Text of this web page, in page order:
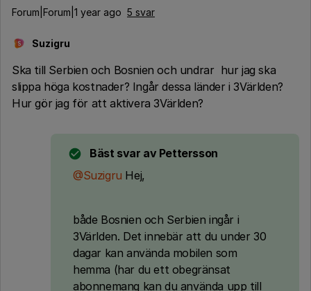
Forum|Forum|1 year ago 5 svar
S Suzigru
Ska till Serbien och Bosnien och undrar hur jag ska
slippa höga kostnader? Ingår dessa länder i 3Världen?
Hur gör jag för att aktivera 3Världen?
Bäst svar av Pettersson
@Suzigru Hej,
både Bosnien och Serbien ingår i
3Världen. Det innebär att du under 30
dagar kan använda mobilen som
hemma (har du ett obegränsat
abonnemang kan du använda upp till